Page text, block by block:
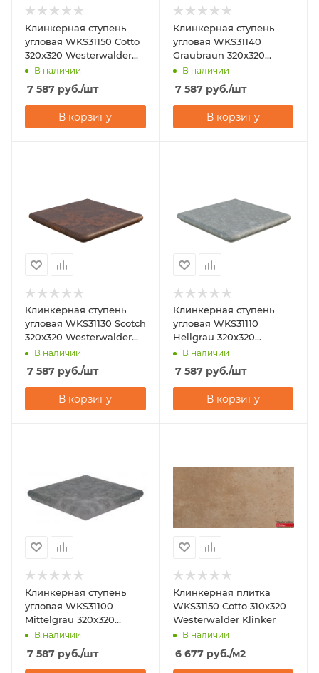
Клинкерная ступень
угловая WKS31150 Cotto
320x320 Westerwalder
Klinker
В наличии
7 587 руб./шт
В корзину
Клинкерная ступень
угловая WKS31140
Graubraun 320x320
Westerwalder Klinker
В наличии
7 587руб./шт
В корзину
Клинкерная ступень
угловая WKS31130 Scotch
320x320 Westerwalder
Klinker
В наличии
7 587 руб./шт
В корзину
Клинкерная ступень
угловая WKS31110
Hellgrau 320x320
Westerwalder Klinker
В наличии
7 587руб./шт
В корзину
Клинкерная ступень
угловая WKS31100
Mittelgrau 320x320
Westerwalder Klinker
В наличии
7 587 руб./шт
Клинкерная плитка
WKS31150 Cotto 310x320
Westerwalder Klinker
В наличии
6 677руб./м2